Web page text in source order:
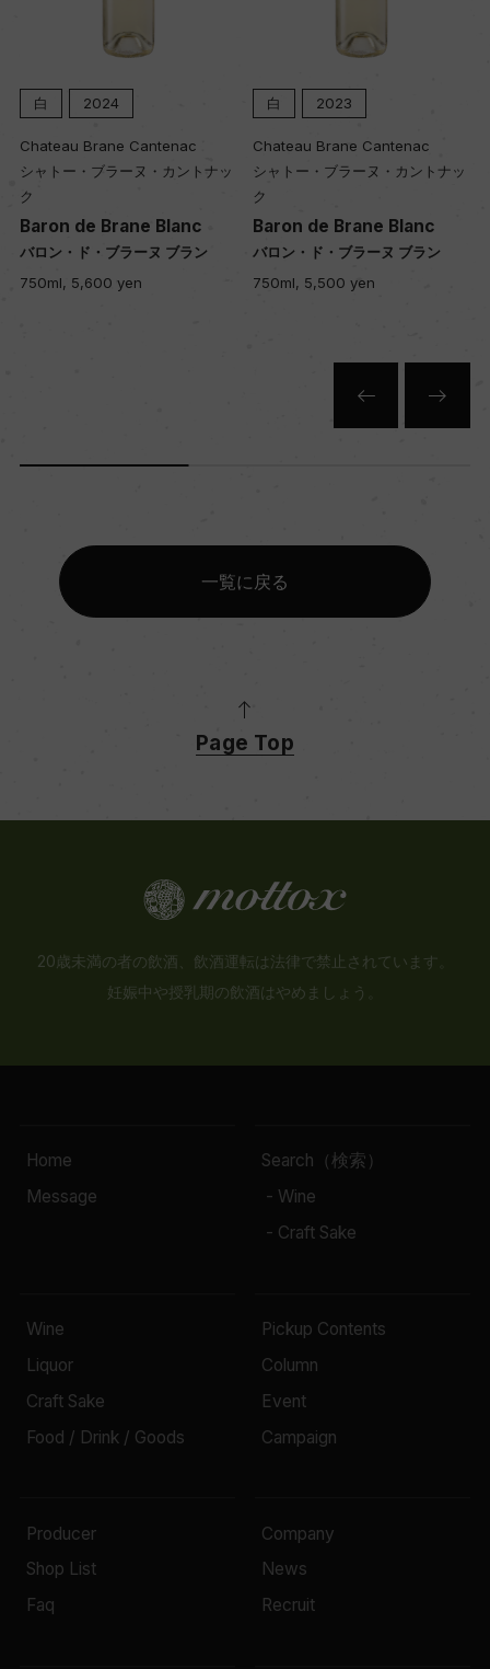
ー
入数
12
色
白 2024
Chateau Brane Cantenac
シャトー・ブラーヌ・カントナッ
ク
Baron de Brane Blanc
バロン・ド・ブラーヌ ブラン
750ml, 5,600 yen
白 2023
Chateau Brane Cantenac
シャトー・ブラーヌ・カントナッ
ク
Baron de Brane Blanc
バロン・ド・ブラーヌ ブラン
750ml, 5,500 yen
一覧に戻る
Page Top
20歳未満の者の飲酒、飲酒運転は法律で禁止されています。
妊娠中や授乳期の飲酒はやめましょう。
Home
Message
Search（検索）
- Wine
- Craft Sake
Wine
Liquor
Craft Sake
Food / Drink / Goods
Pickup Contents
Column
Event
Campaign
Producer
Shop List
Faq
Company
News
Recruit